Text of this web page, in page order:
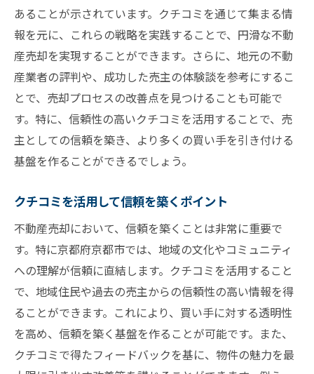
成功体験から学ぶ効果的な売却プラン
京都府京都市での成功者に学ぶ市場の捉え
方
成功体験をもとにした売却のステップ
成功者の声に学ぶ売却成功の鍵
不動産売却で成功するための心構え
不動産売却における京都府京都市の地域文化の
理解
地域文化が不動産売却に与える影響
地域文化理解がもたらす不動産売却の成功
文化を反映したプロモーションのポイント
地域住民の生活スタイルを売却に活かす方
法
不動産売却における文化的要素の重要性
クチコミを活用した京都府京都市での不動産売
あることが示されています。クチコミを通じて集まる情
報を元に、これらの戦略を実践することで、円滑な不動
産売却を実現することができます。さらに、地元の不動
産業者の評判や、成功した売主の体験談を参考にするこ
とで、売却プロセスの改善点を見つけることも可能で
す。特に、信頼性の高いクチコミを活用することで、売
主としての信頼を築き、より多くの買い手を引き付ける
基盤を作ることができるでしょう。
クチコミを活用して信頼を築くポイント
不動産売却において、信頼を築くことは非常に重要で
す。特に京都府京都市では、地域の文化やコミュニティ
への理解が信頼に直結します。クチコミを活用すること
で、地域住民や過去の売主からの信頼性の高い情報を得
ることができます。これにより、買い手に対する透明性
を高め、信頼を築く基盤を作ることが可能です。また、
クチコミで得たフィードバックを基に、物件の魅力を最